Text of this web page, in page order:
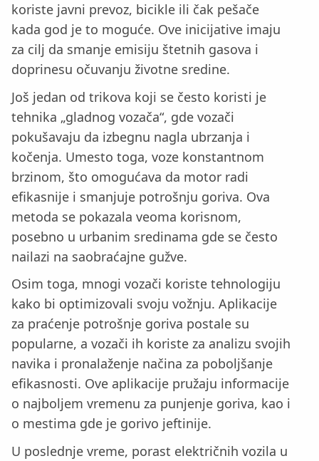
koriste javni prevoz, bicikle ili čak pešače
kada god je to moguće. Ove inicijative imaju
za cilj da smanje emisiju štetnih gasova i
doprinesu očuvanju životne sredine.
Još jedan od trikova koji se često koristi je
tehnika „gladnog vozača“, gde vozači
pokušavaju da izbegnu nagla ubrzanja i
kočenja. Umesto toga, voze konstantnom
brzinom, što omogućava da motor radi
efikasnije i smanjuje potrošnju goriva. Ova
metoda se pokazala veoma korisnom,
posebno u urbanim sredinama gde se često
nailazi na saobraćajne gužve.
Osim toga, mnogi vozači koriste tehnologiju
kako bi optimizovali svoju vožnju. Aplikacije
za praćenje potrošnje goriva postale su
popularne, a vozači ih koriste za analizu svojih
navika i pronalaženje načina za poboljšanje
efikasnosti. Ove aplikacije pružaju informacije
o najboljem vremenu za punjenje goriva, kao i
o mestima gde je gorivo jeftinije.
U poslednje vreme, porast električnih vozila u